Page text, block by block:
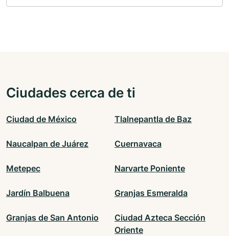
Ciudades cerca de ti
Ciudad de México Tlalnepantla de Baz
Naucalpan de Juárez Cuernavaca
Metepec Narvarte Poniente
Jardín Balbuena Granjas Esmeralda
Granjas de San Antonio
Ciudad Azteca Sección
Oriente